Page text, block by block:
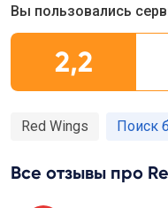
Вы пользовались
2,2
Red Wings Поиск
Все отзывы про